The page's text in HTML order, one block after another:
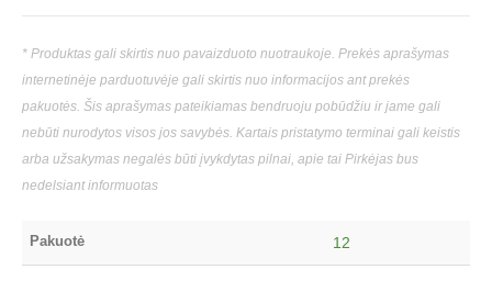
* Produktas gali skirtis nuo pavaizduoto nuotraukoje. Prekės aprašymas
internetinėje parduotuvėje gali skirtis nuo informacijos ant prekės
pakuotės. Šis aprašymas pateikiamas bendruoju pobūdžiu ir jame gali
nebūti nurodytos visos jos savybės. Kartais pristatymo terminai gali keistis
arba užsakymas negalės būti įvykdytas pilnai, apie tai Pirkėjas bus
nedelsiant informuotas
Pakuotė 12